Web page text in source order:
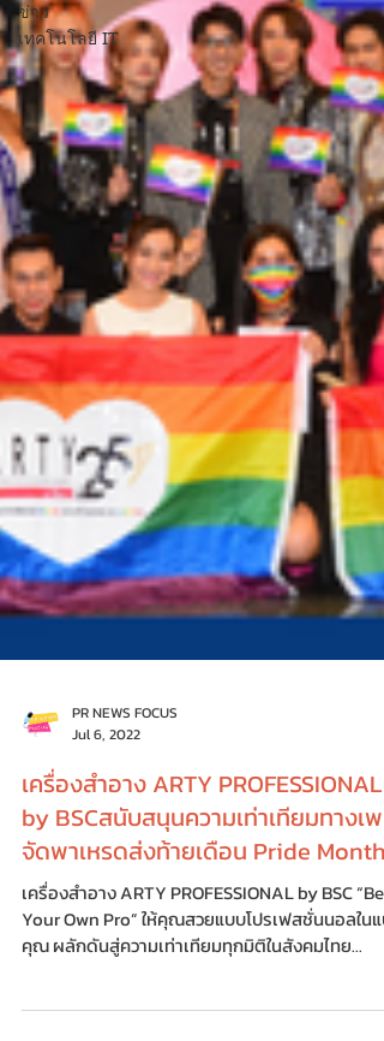
ข่าว
เทคโนโลยี IT
Jul 6, 2022
เครื่องสำอาง ARTY PROFESSIONAL
by BSCสนับสนุนความเท่าเทียมทางเพศ
จัดพาเหรดส่งท้ายเดือน Pride Month
เครื่องสำอาง ARTY PROFESSIONAL by BSC “Be
Your Own Pro” ให้คุณสวยแบบโปรเฟสชั่นนอลในแ